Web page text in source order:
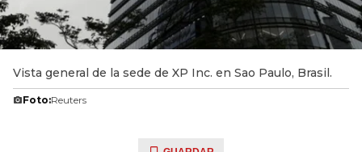
Vista general de la sede de XP Inc. en Sao Paulo, Brasil.
Foto:Reuters